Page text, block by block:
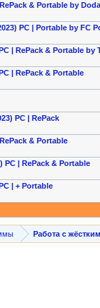
& Portable by
PC | Portable by FC
| RePack & Portable by
| RePack & Portable
PC | RePack
& Portable
PC | RePack & Portable
| + Portable
Работа с